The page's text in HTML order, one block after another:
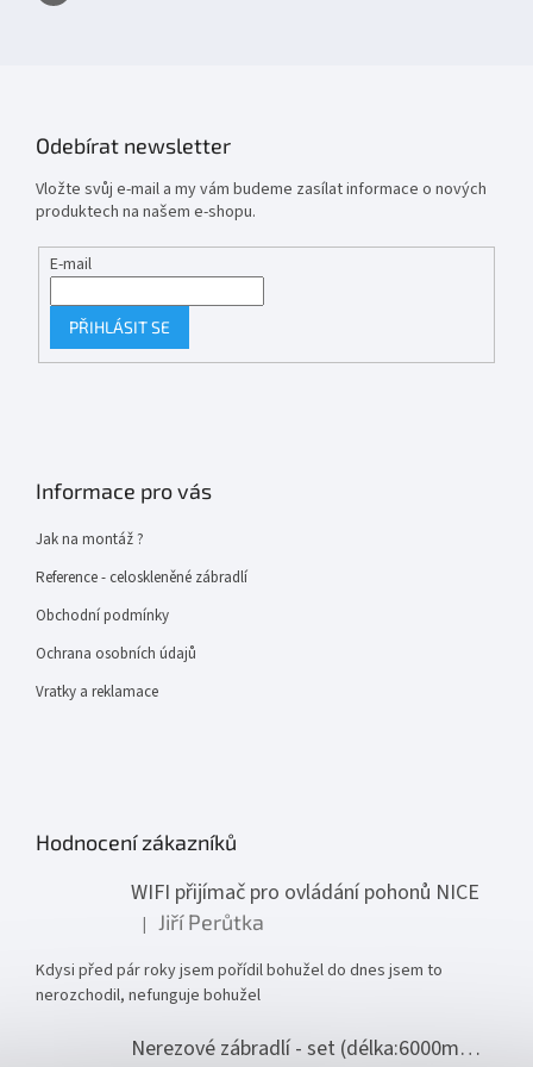
Odebírat newsletter
Vložte svůj e-mail a my vám budeme zasílat informace o nových
produktech na našem e-shopu.
E-mail
PŘIHLÁSIT SE
Informace pro vás
Jak na montáž ?
Reference - celoskleněné zábradlí
Obchodní podmínky
Ochrana osobních údajů
Vratky a reklamace
Hodnocení zákazníků
WIFI přijímač pro ovládání pohonů NICE
Hodnocení produktu je 1 z 5 hvězdiček.
| Jiří Perůtka
Kdysi před pár roky jsem pořídil bohužel do dnes jsem to
nerozchodil, nefunguje bohužel
Nerezové zábradlí - set (délka:6000mm x výška:1000mm)